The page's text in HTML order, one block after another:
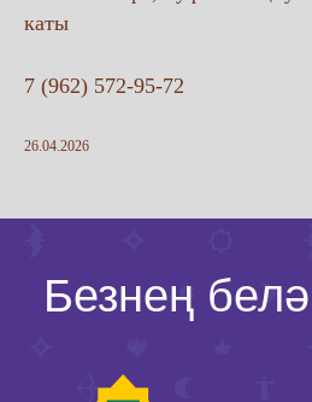
каты
7 (962) 572-95-72
26.04.2026
© ТУГАН БАТЫР 2024
Оферта килешүе